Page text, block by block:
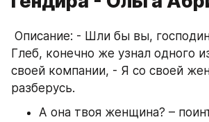
Глеб, конечно же узнал одного
своей компании, - Я со своей
разберусь.
А она твоя женщина? –